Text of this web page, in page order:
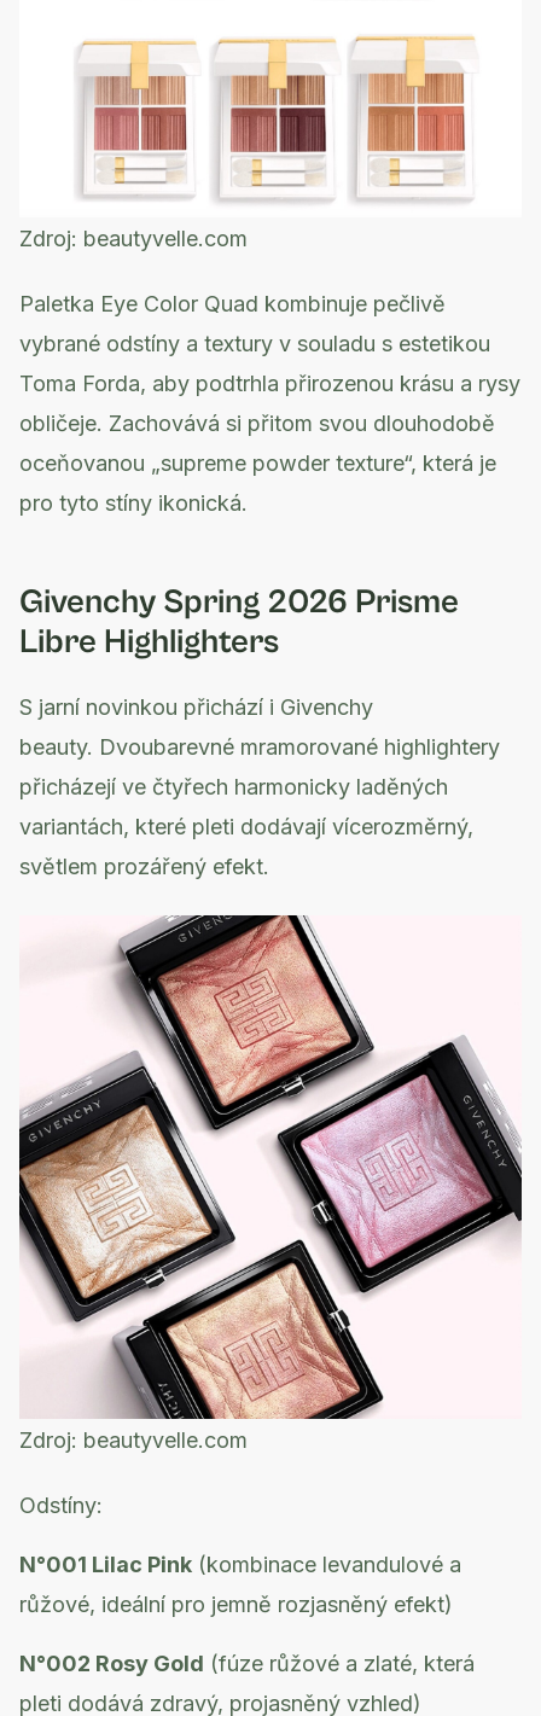
Zdroj: beautyvelle.com
Paletka Eye Color Quad kombinuje pečlivě
vybrané odstíny a textury v souladu s estetikou
Toma Forda, aby podtrhla přirozenou krásu a rysy
obličeje. Zachovává si přitom svou dlouhodobě
oceňovanou „supreme powder texture“, která je
pro tyto stíny ikonická.
Givenchy Spring 2026 Prisme
Libre Highlighters
S jarní novinkou přichází i Givenchy
beauty. Dvoubarevné mramorované highlightery
přicházejí ve čtyřech harmonicky laděných
variantách, které pleti dodávají vícerozměrný,
světlem prozářený efekt.
Zdroj: beautyvelle.com
Odstíny:
N°001 Lilac Pink (kombinace levandulové a
růžové, ideální pro jemně rozjasněný efekt)
N°002 Rosy Gold (fúze růžové a zlaté, která
pleti dodává zdravý, projasněný vzhled)